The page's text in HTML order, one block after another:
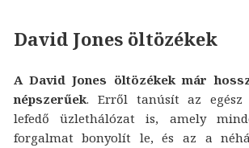
David Jones öltözékek
A David Jones öltözékek már
népszerűek. Erről tanúsít az egész
lefedő üzlethálózat is, amely
forgalmat bonyolít le, és az a